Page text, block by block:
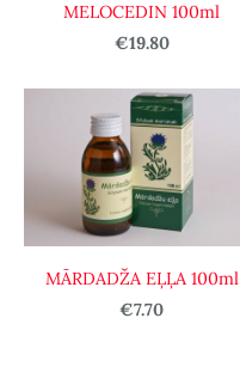
MELOCEDIN 100ml
€19.80
MĀRDADŽA EĻĻA 100ml
€7.70